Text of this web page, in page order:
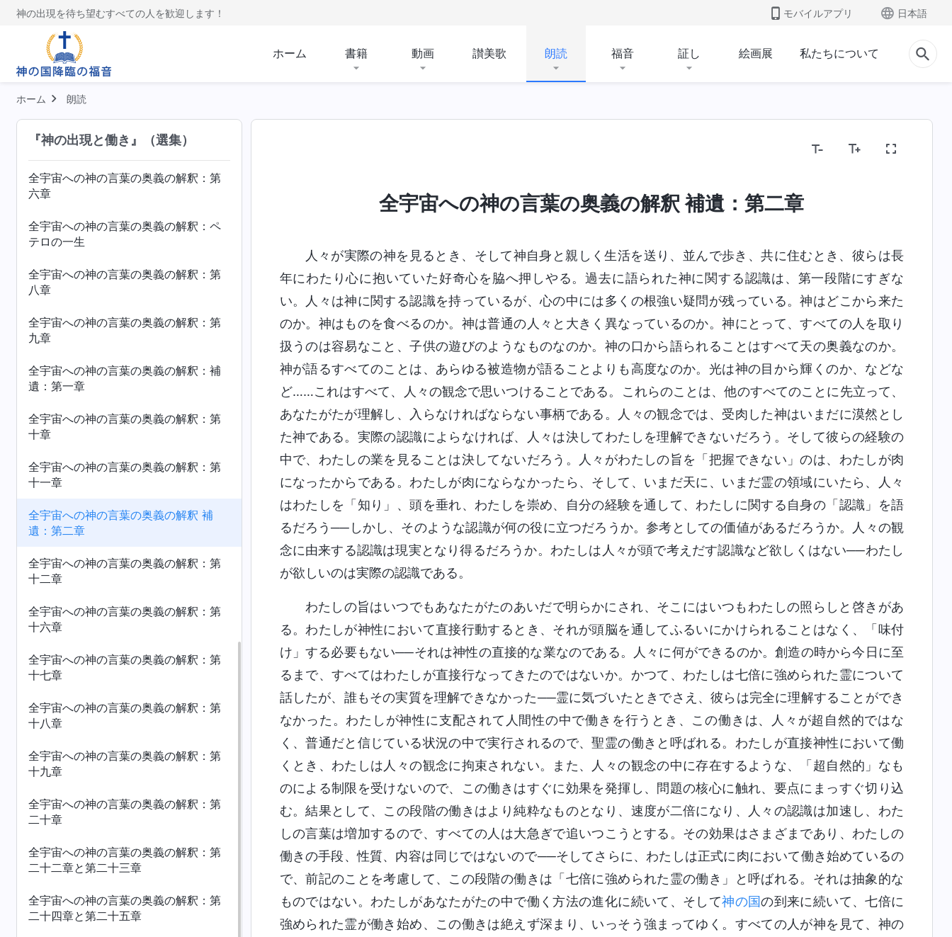
神の出現を待ち望むすべての人を歓迎します！ モバイルアプリ 日本語
ホーム 書籍 動画 讃美歌 朗読 福音 証し 絵画展 私たちについて
ホーム 朗読
『神の出現と働き』（選集）
全宇宙への神の言葉の奥義の解釈：第
一章
三章
全宇宙への神の言葉の奥義の解釈：第
五章
全宇宙への神の言葉の奥義の解釈：第
六章
全宇宙への神の言葉の奥義の解釈：ペ
テロの一生
全宇宙への神の言葉の奥義の解釈：第
八章
全‌宇‌宙‌へ‌の‌神‌の‌言‌葉‌の‌奥‌義‌の‌解‌釈‌：第‌
九‌章‌
全宇宙への神の言葉の奥義の解釈：補
遺：第一章
全宇宙への神の言葉の奥義の解釈：第
十章
全宇宙への神の言葉の奥義の解釈：第
十一章
全宇宙への神の言葉の奥義の解釈 補
遺：第二章
全宇宙への神の言葉の奥義の解釈：第
十二章
全宇宙への神の言葉の奥義の解釈：第
十六章
全宇宙への神の言葉の奥義の解釈：第
十七章
全宇宙への神の言葉の奥義の解釈：第
十八章
全宇宙への神の言葉の奥義の解釈：第
十九章
全宇宙への神の言葉の奥義の解釈：第
二十章
全宇宙への神の言葉の奥義の解釈：第
二十二章と第二十三章
全宇宙への神の言葉の奥義の解釈：第
二十四章と第二十五章
全宇宙への神の言葉の奥義の解釈 補遺：第二章
人々が実際の神を見るとき、そして神自身と親しく生活を送り、並んで歩き、共に住むとき、彼らは長
年にわたり心に抱いていた好奇心を脇へ押しやる。過去に語られた神に関する認識は、第一段階にすぎな
い。人々は神に関する認識を持っているが、心の中には多くの根強い疑問が残っている。神はどこから来た
のか。神はものを食べるのか。神は普通の人々と大きく異なっているのか。神にとって、すべての人を取り
扱うのは容易なこと、子供の遊びのようなものなのか。神の口から語られることはすべて天の奥義なのか。
神が語るすべてのことは、あらゆる被造物が語ることよりも高度なのか。光は神の目から輝くのか、などな
ど……これはすべて、人々の観念で思いつけることである。これらのことは、他のすべてのことに先立って、
あなたがたが理解し、入らなければならない事柄である。人々の観念では、受肉した神はいまだに漠然とし
た神である。実際の認識によらなければ、人々は決してわたしを理解できないだろう。そして彼らの経験の
中で、わたしの業を見ることは決してないだろう。人々がわたしの旨を「把握できない」のは、わたしが肉
になったからである。わたしが肉にならなかったら、そして、いまだ天に、いまだ霊の領域にいたら、人々
はわたしを「知り」、頭を垂れ、わたしを崇め、自分の経験を通して、わたしに関する自身の「認識」を語
るだろう──しかし、そのような認識が何の役に立つだろうか。参考としての価値があるだろうか。人々の観
念に由来する認識は現実となり得るだろうか。わたしは人々が頭で考えだす認識など欲しくはない──わたし
が欲しいのは実際の認識である。
わたしの旨はいつでもあなたがたのあいだで明らかにされ、そこにはいつもわたしの照らしと啓きがあ
る。わたしが神性において直接行動するとき、それが頭脳を通してふるいにかけられることはなく、「味付
け」する必要もない──それは神性の直接的な業なのである。人々に何ができるのか。創造の時から今日に至
るまで、すべてはわたしが直接行なってきたのではないか。かつて、わたしは七倍に強められた霊について
話したが、誰もその実質を理解できなかった──霊に気づいたときでさえ、彼らは完全に理解することができ
なかった。わたしが神性に支配されて人間性の中で働きを行うとき、この働きは、人々が超自然的ではな
く、普通だと信じている状況の中で実行されるので、聖霊の働きと呼ばれる。わたしが直接神性において働
くとき、わたしは人々の観念に拘束されない。また、人々の観念の中に存在するような、「超自然的」なも
のによる制限を受けないので、この働きはすぐに効果を発揮し、問題の核心に触れ、要点にまっすぐ切り込
む。結果として、この段階の働きはより純粋なものとなり、速度が二倍になり、人々の認識は加速し、わた
しの言葉は増加するので、すべての人は大急ぎで追いつこうとする。その効果はさまざまであり、わたしの
働きの手段、性質、内容は同じではないので──そしてさらに、わたしは正式に肉において働き始めているの
で、前記のことを考慮して、この段階の働きは「七倍に強められた霊の働き」と呼ばれる。それは抽象的な
ものではない。わたしがあなたがたの中で働く方法の進化に続いて、そして神の国の到来に続いて、七倍に
強められた霊が働き始め、この働きは絶えず深まり、いっそう強まってゆく。すべての人が神を見て、神の